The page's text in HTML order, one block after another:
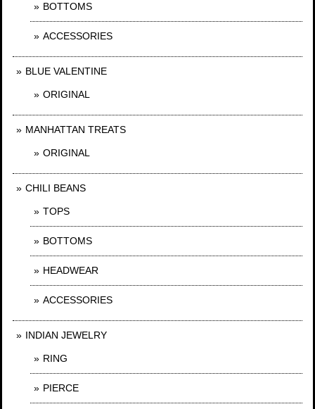
BOTTOMS
ACCESSORIES
BLUE VALENTINE
ORIGINAL
MANHATTAN TREATS
ORIGINAL
CHILI BEANS
TOPS
BOTTOMS
HEADWEAR
ACCESSORIES
INDIAN JEWELRY
RING
PIERCE